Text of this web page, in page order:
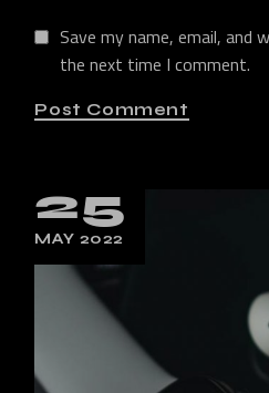
Save my name, email,
the next time I comment.
Post Comment
25
MAY 2022